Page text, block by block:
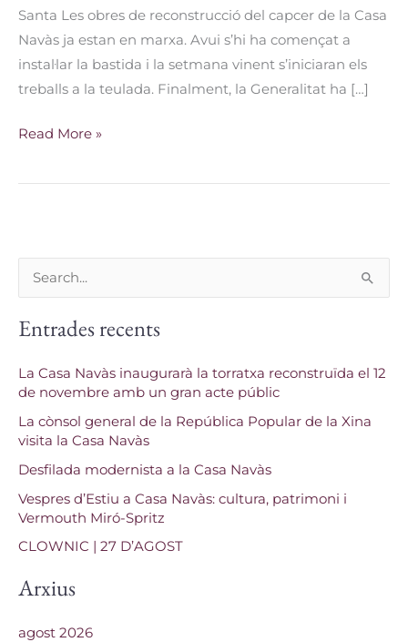
Santa Les obres de reconstrucció del capcer de la Casa
Navàs ja estan en marxa. Avui s’hi ha començat a
instal·lar la bastida i la setmana vinent s’iniciaran els
treballs a la teulada. Finalment, la Generalitat ha […]
Read More »
r
a
:
Entrades recents
La Casa Navàs inaugurarà la torratxa reconstruïda el 12
de novembre amb un gran acte públic
La cònsol general de la República Popular de la Xina
visita la Casa Navàs
Desfilada modernista a la Casa Navàs
Vespres d’Estiu a Casa Navàs: cultura, patrimoni i
Vermouth Miró-Spritz
CLOWNIC | 27 D’AGOST
Arxius
agost 2026